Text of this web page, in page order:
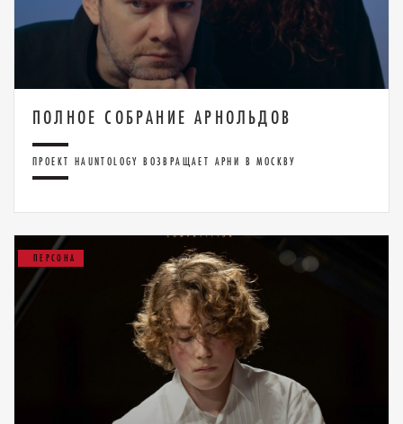
ПОЛНОЕ СОБРАНИЕ АРНОЛЬДОВ
ПРОЕКТ HAUNTOLOGY ВОЗВРАЩАЕТ АРНИ В МОСКВУ
ПЕРСОНА